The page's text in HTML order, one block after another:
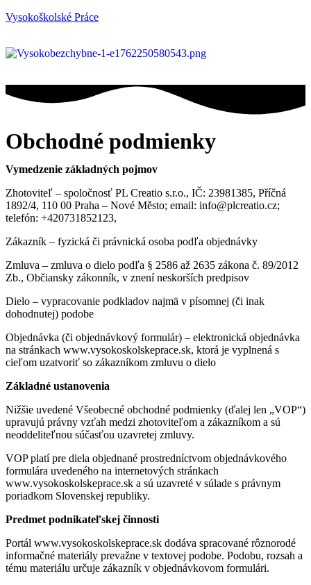
Vysokoškolské Práce
Obchodné podmienky
Vymedzenie základných pojmov
Zhotoviteľ – spoločnosť PL Creatio s.r.o., IČ: 23981385, Příčná
1892/4, 110 00 Praha – Nové Město; email: info@plcreatio.cz;
telefón: +420731852123,
Zákazník – fyzická či právnická osoba podľa objednávky
Zmluva – zmluva o dielo podľa § 2586 až 2635 zákona č. 89/2012
Zb., Občiansky zákonník, v znení neskorších predpisov
Dielo – vypracovanie podkladov najmä v písomnej (či inak
dohodnutej) podobe
Objednávka (či objednávkový formulár) – elektronická objednávka
na stránkach www.vysokoskolskeprace.sk, ktorá je vyplnená s
cieľom uzatvoriť so zákazníkom zmluvu o dielo
Základné ustanovenia
Nižšie uvedené Všeobecné obchodné podmienky (ďalej len „VOP“)
upravujú právny vzťah medzi zhotoviteľom a zákazníkom a sú
neoddeliteľnou súčasťou uzavretej zmluvy.
VOP platí pre diela objednané prostredníctvom objednávkového
formulára uvedeného na internetových stránkach
www.vysokoskolskeprace.sk a sú uzavreté v súlade s právnym
poriadkom Slovenskej republiky.
Predmet podnikateľskej činnosti
Portál www.vysokoskolskeprace.sk dodáva spracované rôznorodé
informačné materiály prevažne v textovej podobe. Podobu, rozsah a
tému materiálu určuje zákazník v objednávkovom formulári.